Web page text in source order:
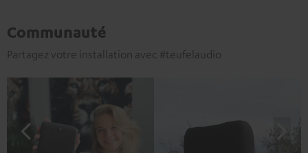
Communauté
Partagez votre installation avec #teufelaudio